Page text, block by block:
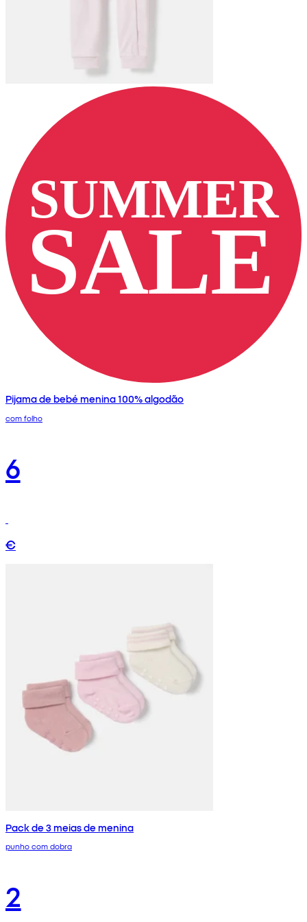
Pijama de bebé menina 100% algodão
com folho
6
€
Pack de 3 meias de menina
punho com dobra
2